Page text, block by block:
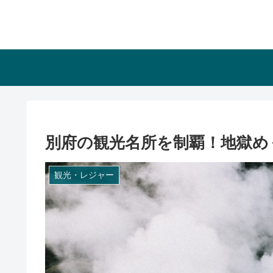
別府の観光名所を制覇！地獄
観光・レジャー